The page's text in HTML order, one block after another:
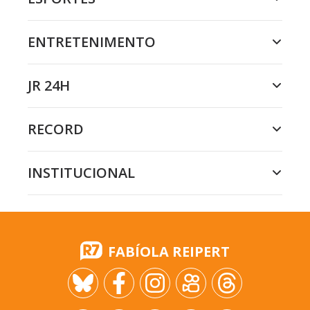
ENTRETENIMENTO
JR 24H
RECORD
INSTITUCIONAL
FABÍOLA REIPERT